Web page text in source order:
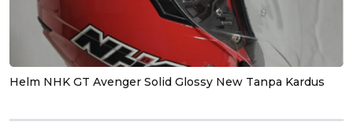
Helm NHK GT Avenger Solid Glossy New Tanpa Kardus